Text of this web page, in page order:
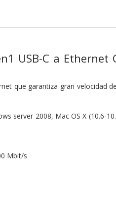
USB-C a
que garantiza gran velocidad
server 2008, Mac OS X (10.6-
Mbit/s